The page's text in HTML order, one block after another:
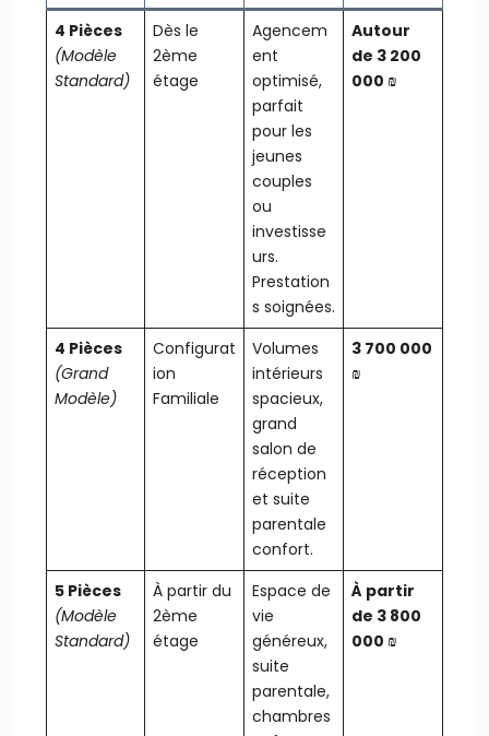
4 Pièces
(Modèle
Standard)
Dès le
2ème
étage
Agencem
ent
optimisé,
parfait
pour les
jeunes
couples
ou
investisse
urs.
Prestation
s soignées.
Autour
de 3 200
000 ₪
4 Pièces
(Grand
Modèle)
Configurat
ion
Familiale
Volumes
intérieurs
spacieux,
grand
salon de
réception
et suite
parentale
confort.
3 700 000
₪
5 Pièces
(Modèle
Standard)
À partir du
2ème
étage
Espace de
vie
généreux,
suite
parentale,
chambres
À partir
de 3 800
000 ₪